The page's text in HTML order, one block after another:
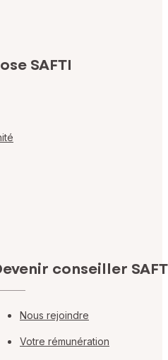
SAFTI
conseiller
Nous rejoindre
Votre rémunération